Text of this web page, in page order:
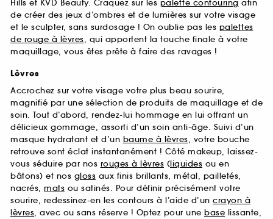
Hills et KVD Beauty. Craquez sur les palette contouring afin
de créer des jeux d’ombres et de lumières sur votre visage
et le sculpter, sans surdosage ! On oublie pas les palettes
de rouge à lèvres, qui apportent la touche finale à votre
maquillage, vous êtes prête à faire des ravages !
Lèvres
Accrochez sur votre visage votre plus beau sourire,
magnifié par une sélection de produits de maquillage et de
soin. Tout d’abord, rendez-lui hommage en lui offrant un
délicieux gommage, assorti d’un soin anti-âge. Suivi d’un
masque hydratant et d’un baume à lèvres, votre bouche
retrouve sont éclat instantanément ! Côté makeup, laissez-
vous séduire par nos rouges à lèvres (liquides ou en
bâtons) et nos gloss aux finis brillants, métal, pailletés,
nacrés, mats ou satinés. Pour définir précisément votre
sourire, redessinez-en les contours à l’aide d’un crayon à
lèvres, avec ou sans réserve ! Optez pour une base lissante,